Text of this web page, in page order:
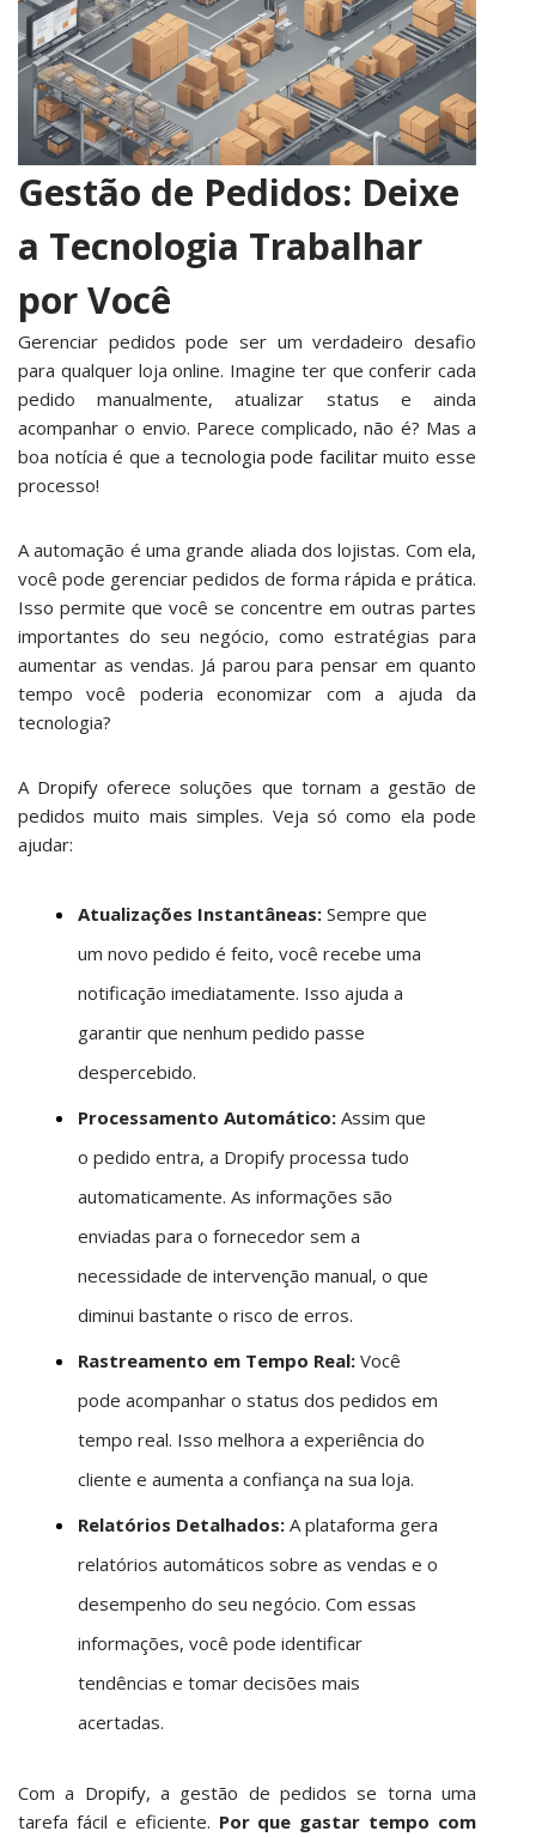
Gestão de Pedidos: Deixe
a Tecnologia Trabalhar
por Você
Gerenciar pedidos pode ser um verdadeiro desafio
para qualquer loja online. Imagine ter que conferir cada
pedido manualmente, atualizar status e ainda
acompanhar o envio. Parece complicado, não é? Mas a
boa notícia é que a tecnologia pode facilitarmuito esse
processo!
A automação é uma grande aliada dos lojistas. Com ela,
você pode gerenciar pedidos de forma rápida e prática.
Isso permite que você se concentre em outras partes
importantes do seu negócio, como estratégias para
aumentar as vendas. Já parou para pensar em quanto
tempo você poderia economizar com a ajuda da
tecnologia?
A Dropify oferece soluções que tornam a gestão de
pedidos muito mais simples. Veja só como ela pode
ajudar:
Atualizações Instantâneas: Sempre que
um novo pedido é feito, você recebe uma
notificação imediatamente. Isso ajuda a
garantir que nenhum pedido passe
despercebido.
Processamento Automático: Assim que
o pedido entra, a Dropify processa tudo
automaticamente. As informações são
enviadas para o fornecedor sem a
necessidade de intervenção manual, o que
diminui bastante o risco de erros.
Rastreamento em Tempo Real: Você
pode acompanhar o status dos pedidos em
tempo real. Isso melhora a experiência do
cliente e aumenta a confiança na sua loja.
Relatórios Detalhados: A plataforma gera
relatórios automáticos sobre as vendas e o
desempenho do seu negócio. Com essas
informações, você pode identificar
tendências e tomar decisões mais
acertadas.
Com a Dropify, a gestão de pedidos se torna uma
tarefa fácil e eficiente. Por que gastar tempo com